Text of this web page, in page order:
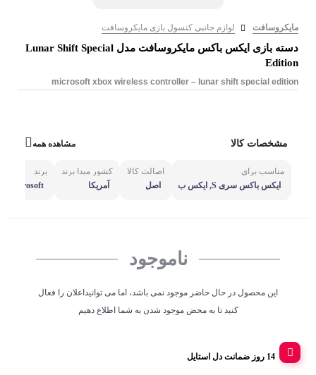
مایکروسافت لوازم جانبی کنسول بازی مایکروسافت
دسته بازی ایکس باکس مایکروسافت مدل Lunar Shift Special
Edition
microsoft xbox wireless controller – lunar shift special edition
مشخصات کالا مشاهده همه
مناسب برای
ایکس باکس سری S, ایکس ب
اصالت کالا
اصل
کشور مبدا برند
آمریکا
برند
microsoft
ناموجود
این محصول در حال حاضر موجود نمی باشد، اما می توانیداعلان را فعال
کنید تا به محض موجود شدن به شما اطلاع دهیم
14 روز ضمانت دل استایل